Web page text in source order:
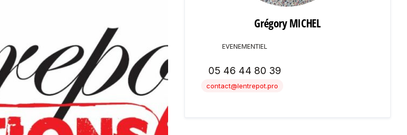
Grégory MICHEL
EVENEMENTIEL
05 46 44 80 39
contact@lentrepot.pro